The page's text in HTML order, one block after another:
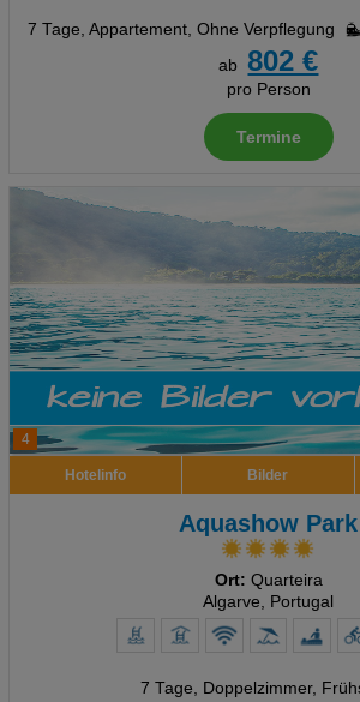
7 Tage, Appartement, Ohne Verpflegung
ab
802 €
pro Person
Termine
4
Hotelinfo Bilder
Aquashow Park
Ort: Quarteira
Algarve, Portugal
7 Tage, Doppelzimmer,